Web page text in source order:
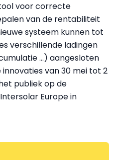
voor correcte
van de rentabiliteit
systeem kunnen tot
verschillende ladingen
…) aangesloten
van 30 mei tot 2
publiek op de
Europe in